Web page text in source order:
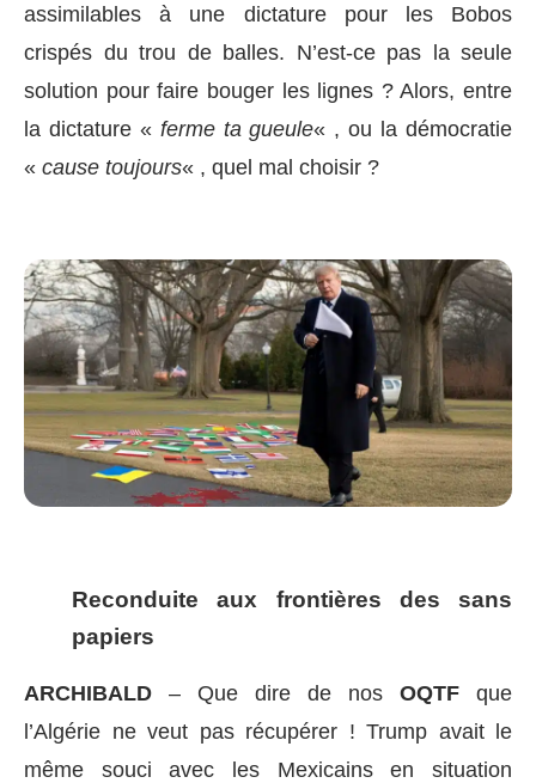
assimilables à une dictature pour les Bobos
crispés du trou de balles. N’est-ce pas la seule
solution pour faire bouger les lignes ? Alors, entre
la dictature « ferme ta gueule« , ou la démocratie
« cause toujours« , quel mal choisir ?
Reconduite aux frontières des sans
papiers
ARCHIBALD – Que dire de nos OQTF que
l’Algérie ne veut pas récupérer ! Trump avait le
même souci avec les Mexicains en situation